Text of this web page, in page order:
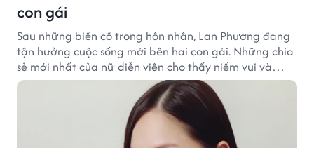
con gái
Sau những biến cố trong hôn nhân, Lan Phương đang
tận hưởng cuộc sống mới bên hai con gái. Những chia
sẻ mới nhất của nữ diễn viên cho thấy niềm vui và
hạnh phúc hiện tại đến từ những điều bình dị mỗi